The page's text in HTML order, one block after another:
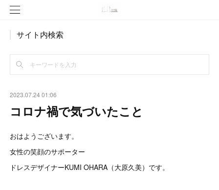
サイト内検索
2023.07.24 01:06
コロナ禍で気づいたこと
おはようございます。
女性の笑顔のサポーター
ドレスデザイナーKUMI OHARA（大原久美）です。